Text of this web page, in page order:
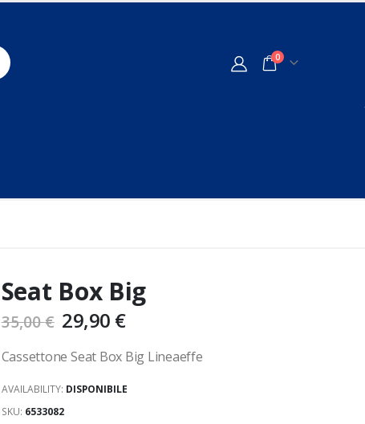
0
Seat Box Big
35,00€ 29,90 €
Cassettone Seat Box Big Lineaeffe
AVAILABILITY: DISPONIBILE
SKU: 6533082